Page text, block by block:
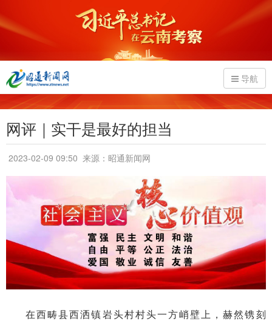
导航
网评｜实干是最好的担当
2023-02-09 09:50 来源：昭通新闻网
在西畴县西洒镇岩头村村头一方峭壁上，赫然镌刻